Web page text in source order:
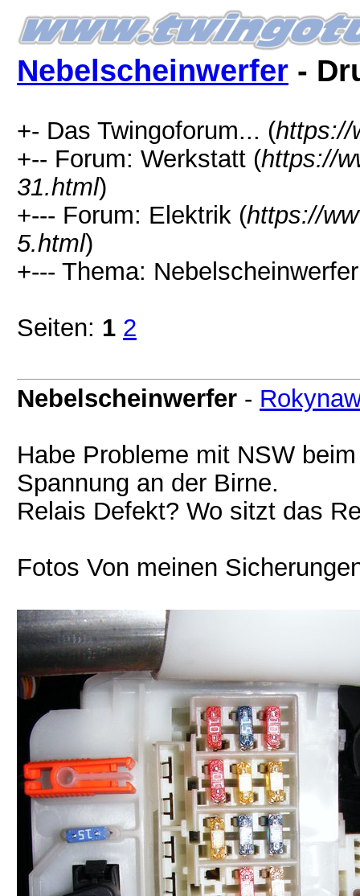
Nebelscheinwerfer -
+- Das Twingoforum... (https://
+-- Forum: Werkstatt (https://
31.html)
+--- Forum: Elektrik (https://
5.html)
+--- Thema:
Seiten: 1 2
Nebelscheinwerfer -
Habe Probleme mit NSW
Spannung an der Birne.
Relais Defekt? Wo sitzt das
Fotos Von meinen